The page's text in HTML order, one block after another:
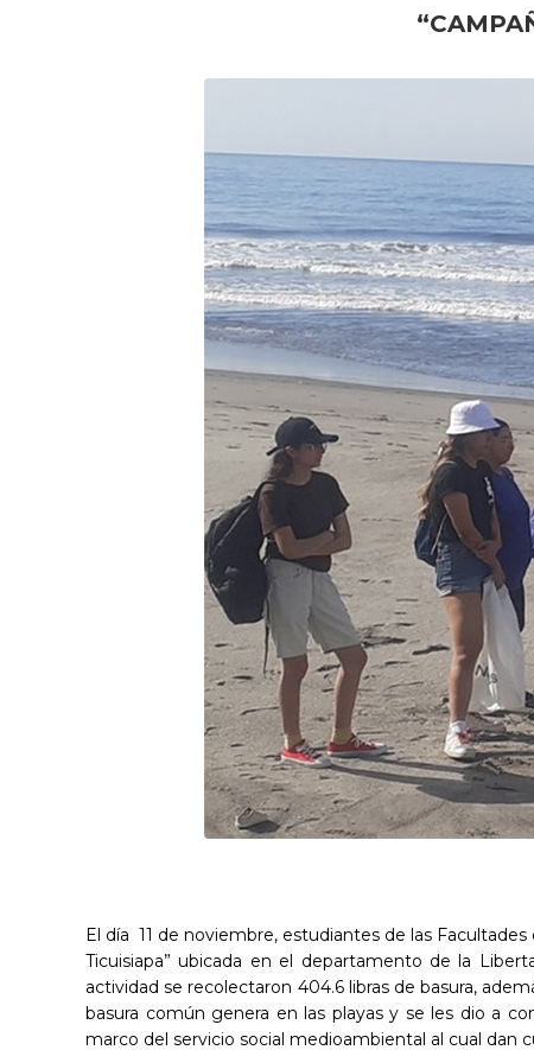
El día 11 de noviembre, estudiantes de las
Ticuisiapa” ubicada en el departamento de la
actividad se recolectaron 404.6 libras de basura,
basura común genera en las playas y se les dio a
marco del servicio social medioambiental al cual dan